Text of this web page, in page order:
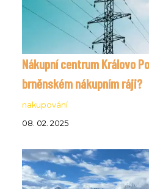
Nákupní centrum Královo
brněnském nákupním ráji?
nakupování
08. 02. 2025